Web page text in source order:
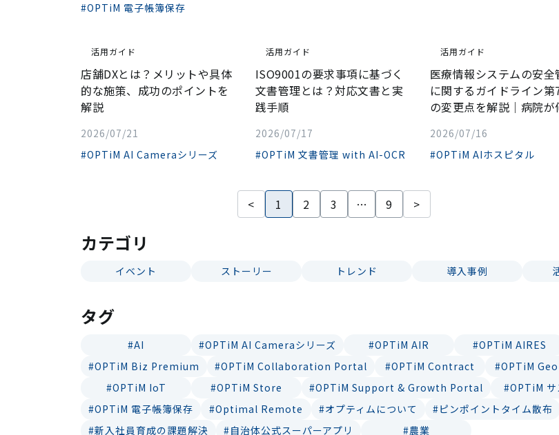
#OPTiM 電子帳簿保存
活用ガイド
店舗DXとは？メリットや具体
的な施策、成功のポイントを
解説
2026/07/21
#OPTiM AI Cameraシリーズ
活用ガイド
ISO9001の要求事項に基づく
文書管理とは？対応文書と実
践手順
2026/07/17
#OPTiM 文書管理 with AI-OCR
活用ガイド
医療情報システムの安全
に関するガイドライン第
の変更点を解説｜病院が
2026/07/16
#OPTiM AIホスピタル
< 1 2 3 … 9 >
カテゴリ
イベント ストーリー トレンド 導入事例
タグ
#AI #OPTiM AI Cameraシリーズ #OPTiM AIR #OPTiM AIRES
#OPTiM Biz Premium
#OPTiM Collaboration Portal #OPTiM Contract #OPTiM
#OPTiM IoT
#OPTiM Store #OPTiM Support & Growth Portal #OPTiM サ
#OPTiM 電子帳簿保存
#Optimal Remote #オプティムについて #ピンポイントタイム散布
#新入社員育成の課題解決
#自治体公式スーパーアプリ #農業